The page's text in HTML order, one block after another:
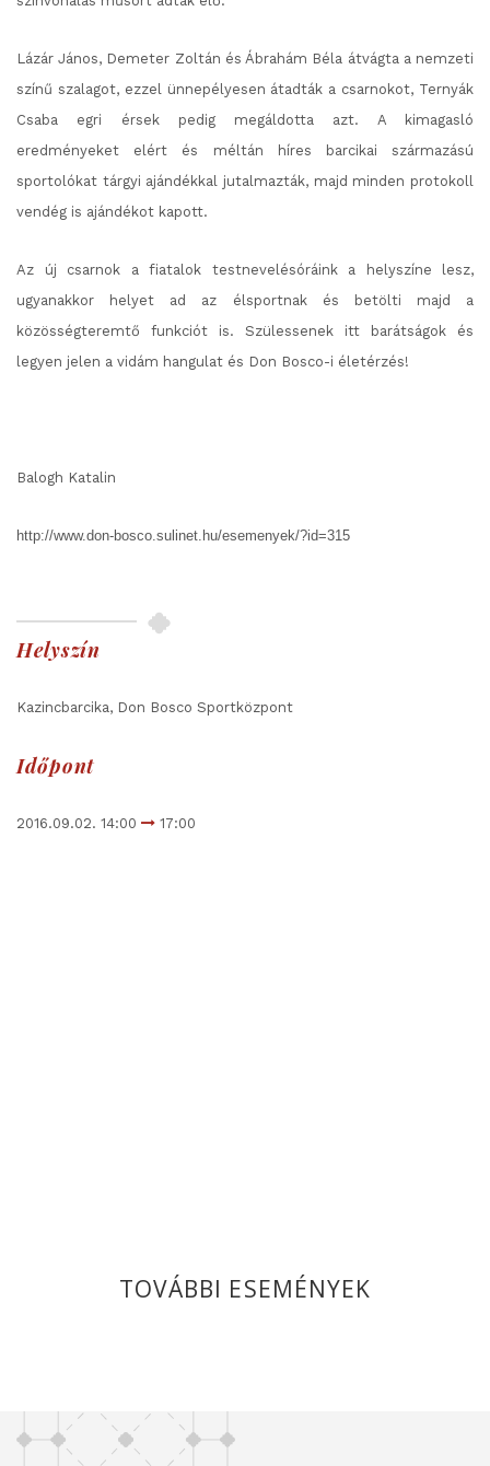
Lázár János, Demeter Zoltán és Ábrahám Béla átvágta a nemzeti
színű szalagot, ezzel ünnepélyesen átadták a csarnokot, Ternyák
Csaba egri érsek pedig megáldotta azt. A kimagasló
eredményeket elért és méltán híres barcikai származású
sportolókat tárgyi ajándékkal jutalmazták, majd minden protokoll
vendég is ajándékot kapott.
Az új csarnok a fiatalok testnevelésóráink a helyszíne lesz,
ugyanakkor helyet ad az élsportnak és betölti majd a
közösségteremtő funkciót is. Szülessenek itt barátságok és
legyen jelen a vidám hangulat és Don Bosco-i életérzés!
Balogh Katalin
http://www.don-bosco.sulinet.hu/esemenyek/?id=315
Helyszín
Kazincbarcika, Don Bosco Sportközpont
Időpont
2016.09.02. 14:00 17:00
TOVÁBBI ESEMÉNYEK